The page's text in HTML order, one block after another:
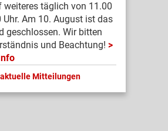
weiteres täglich von 11.00
Uhr. Am 10. August ist das
geschlossen. Wir bitten
und Beachtung!
Mitteilungen